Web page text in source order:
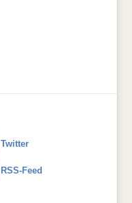
Twitter
RSS-Feed